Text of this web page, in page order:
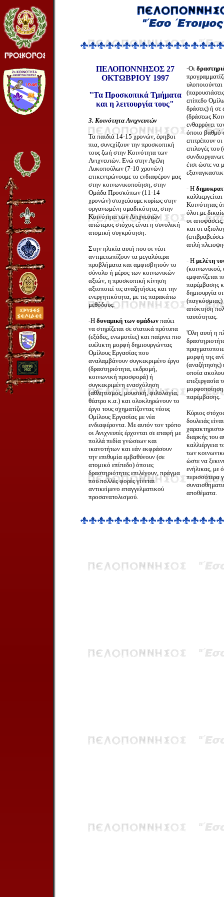
ΠΕΛΟΠΟΝΝΗΣΟΣ 27
ΟΚΤΩΒΡΙΟΥ 1997
"Τα Προσκοπικά Τμήματα
και η λειτουργία τους"
3. Κοινότητα Ανιχνευτών
Τα παιδιά 14-15 χρονών, έφηβοι
πια, συνεχίζουν την προσκοπική
τους ζωή στην Κοινότητα των
Ανιχνευτών. Ενώ στην Αγέλη
Λυκοπούλων (7-10 χρονών)
επικεντρώνουμε το ενδιαφέρον μας
στην κοινωνικοποίηση, στην
Ομάδα Προσκόπων (11-14
χρονών) στοχεύουμε κυρίως στην
οργανωμένη ομαδικότητα, στην
Κοινότητα των Ανιχνευτών
απώτερος στόχος είναι η συνολική
ατομική συγκρότηση.
Στην ηλικία αυτή που οι νέοι
αντιμετωπίζουν τα μεγαλύτερα
προβλήματα και αμφισβητούν το
σύνολο ή μέρος των κοινωνικών
αξιών, η προσκοπική κίνηση
αξιοποιεί τις αναζητήσεις και την
ενεργητικότητα, με τις παρακάτω
μεθόδους:
-Η δυναμική των ομάδων παύει
να στηρίζεται σε στατικά πρότυπα
(εξάδες, ενωμοτίες) και παίρνει πιο
ευέλικτη μορφή δημιουργώντας
Ομίλους Εργασίας που
αναλαμβάνουν συγκεκριμένο έργο
(δραστηριότητα, εκδρομή,
κοινωνική προσφορά) ή
συγκεκριμένη ενασχόληση
(αθλητισμός, μουσική, φιλολογία,
θέατρο κ.α.) και ολοκληρώνουν το
έργο τους σχηματίζοντας νέους
Ομίλους Εργασίας με νέα
ενδιαφέροντα. Με αυτόν τον τρόπο
οι Ανιχνευτές έρχονται σε επαφή με
πολλά πεδία γνώσεων και
ικανοτήτων και εάν εκφράσουν
την επιθυμία εμβαθύνουν (σε
ατομικό επίπεδο) όποιες
δραστηριότητες επιλέγουν, πράγμα
που πολλές φορές γίνεται
αντικείμενο επαγγελματικού
προσανατολισμού.
-Οι
επίπεδο
δράσεις) ή σε
(δράσεως
ενθαρρύνει
όποιο βαθμό
επιτρέπουν
επιλογές του
έτσι ώστε να
- Η
Κοινότητας
όλοι με
οι
και οι
απλή
- Η μελέτη
(κοινωνικού,
εμφανίζεται
παρέμβασης
δημιουργία
(παγκόσμιας)
απόκτηση
ταυτότητας.
'Oλη αυτή η
μορφή της
(αναζήτησης)
οποία
επεξεργασία
παρέμβασης.
Κύριος
δουλειάς
διαρκής του
καλλιέργεια
των
ώστε να
ενήλικας, με
περισσότερα
αποθέματα.